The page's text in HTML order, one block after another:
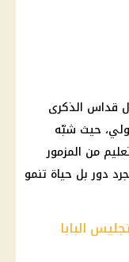
قداس الذكرى
حيث شبّه
من المزمور
دور بل حياة تنمو
عامًا على تجليس البابا